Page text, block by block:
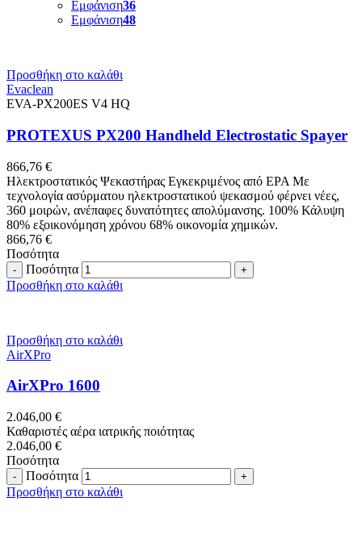
Εμφάνιση36
Εμφάνιση48
Προσθήκη στο καλάθι
Evaclean
EVA-PX200ES V4 HQ
PROTEXUS PX200 Handheld Electrostatic Spayer
866,76 €
Ηλεκτροστατικός Ψεκαστήρας Εγκεκριμένος από EPA Με
τεχνολογία ασύρματου ηλεκτροστατικού ψεκασμού φέρνει νέες,
360 μοιρών, ανέπαφες δυνατότητες απολύμανσης. 100% Κάλυψη
80% εξοικονόμηση χρόνου 68% οικονομία χημικών.
866,76 €
Ποσότητα
Ποσότητα
Προσθήκη στο καλάθι
Προσθήκη στο καλάθι
AirXPro
AirXPro 1600
2.046,00 €
Καθαριστές αέρα ιατρικής ποιότητας
2.046,00 €
Ποσότητα
Ποσότητα
Προσθήκη στο καλάθι